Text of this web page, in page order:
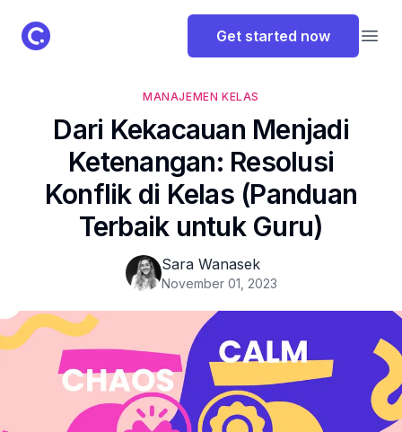
ClassPoint Logo Get started now
MANAJEMEN KELAS
Dari Kekacauan Menjadi
Ketenangan: Resolusi
Konflik di Kelas (Panduan
Terbaik untuk Guru)
Sara Wanasek
November 01, 2023